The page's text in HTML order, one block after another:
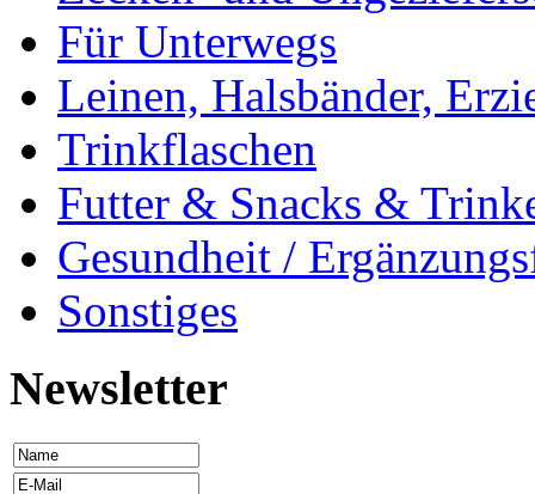
Für Unterwegs
Leinen, Halsbänder,
Trinkflaschen
Futter & Snacks &
Gesundheit /
Sonstiges
Newsletter